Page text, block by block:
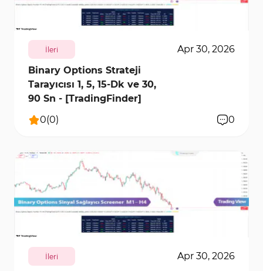
4100 0
İleri
Apr 30, 2026
Binary Options Strateji
Tarayıcısı 1, 5, 15-Dk ve 30,
90 Sn - [TradingFinder]
0(0) 0
2957 0
İleri
Apr 30, 2026